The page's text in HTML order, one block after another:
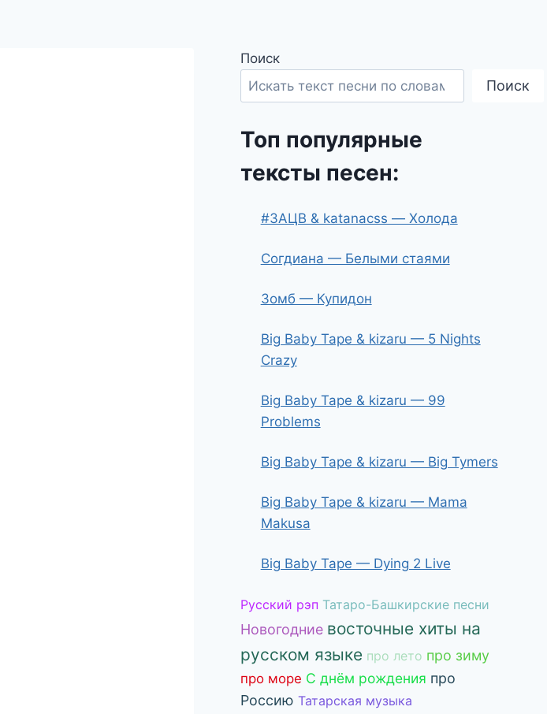
Поиск
Поиск
Топ популярные
тексты песен:
#ЗАЦВ & katanacss — Холода
Согдиана — Белыми стаями
Зомб — Купидон
Big Baby Tape & kizaru — 5 Nights
Crazy
Big Baby Tape & kizaru — 99
Problems
Big Baby Tape & kizaru — Big Tymers
Big Baby Tape & kizaru — Mama
Makusa
Big Baby Tape — Dying 2 Live
Русский рэп Татаро-Башкирские песни
Новогодние восточные хиты на
русском языке про лето про зиму
про море С днём рождения про
Россию Татарская музыка